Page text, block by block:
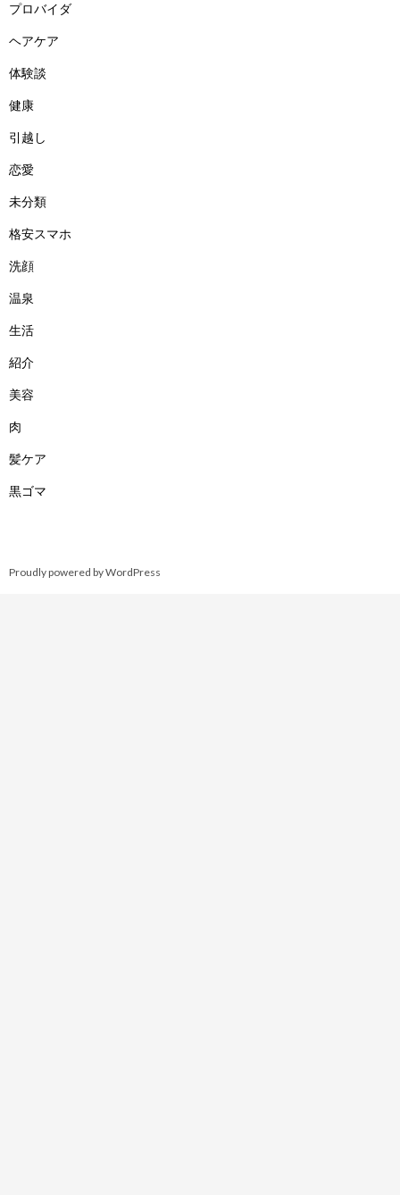
プロバイダ
ヘアケア
体験談
健康
引越し
恋愛
未分類
格安スマホ
洗顔
温泉
生活
紹介
美容
肉
髪ケア
黒ゴマ
Proudly powered by WordPress